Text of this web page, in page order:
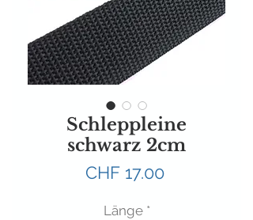
Schleppleine
schwarz 2cm
CHF 17.00Preis
Länge *